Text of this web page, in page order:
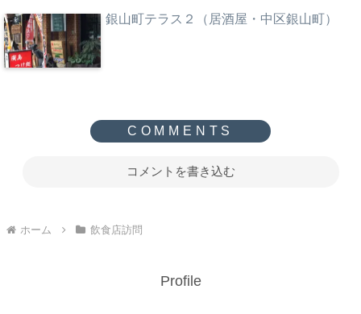
銀山町テラス２（居酒屋・中区銀山町）
コメントを書き込む
ホーム 飲食店訪問
Profile